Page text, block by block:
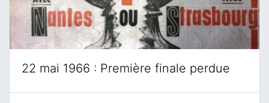
22 mai 1966 : Première finale perdue